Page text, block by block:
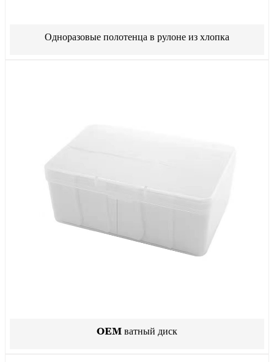
Одноразовые полотенца в рулоне из хлопка
OEM ватный диск